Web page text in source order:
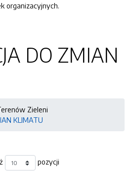
organizacyjnych.
DO ZMIAN
Zieleni
KLIMATU
pozycji